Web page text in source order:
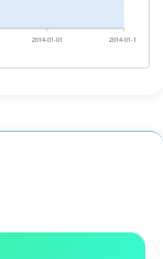
2014-01-01 2014-01-13